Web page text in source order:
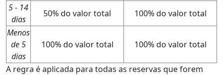
5 - 14
dias
50% do valor total
100% do valor total
Menos
de 5
dias
100% do valor total 100% do valor total
A regra é aplicada para todas as reservas que forem